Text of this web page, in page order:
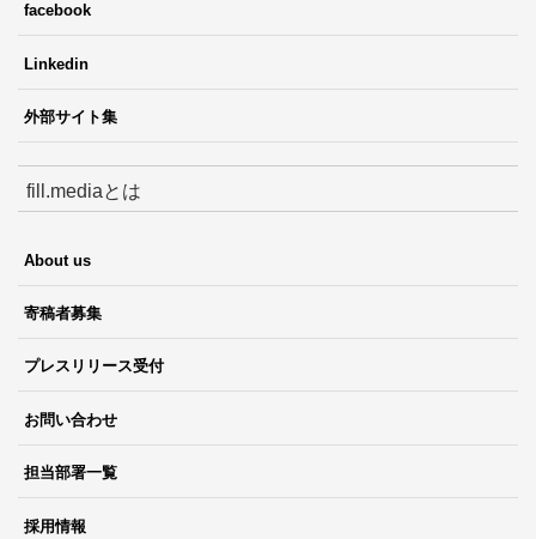
facebook
Linkedin
外部サイト集
fill.mediaとは
About us
寄稿者募集
プレスリリース受付
お問い合わせ
担当部署一覧
採用情報